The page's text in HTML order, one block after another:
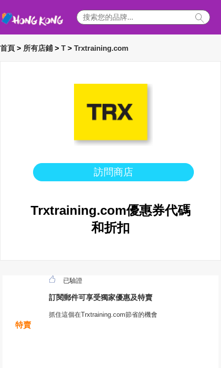
首頁 > 所有店鋪 > T > Trxtraining.com
訪問商店
Trxtraining.com優惠券代碼
和折扣
特賣
已驗證
訂閱郵件可享受獨家優惠及特賣
抓住這個在Trxtraining.com節省的機會